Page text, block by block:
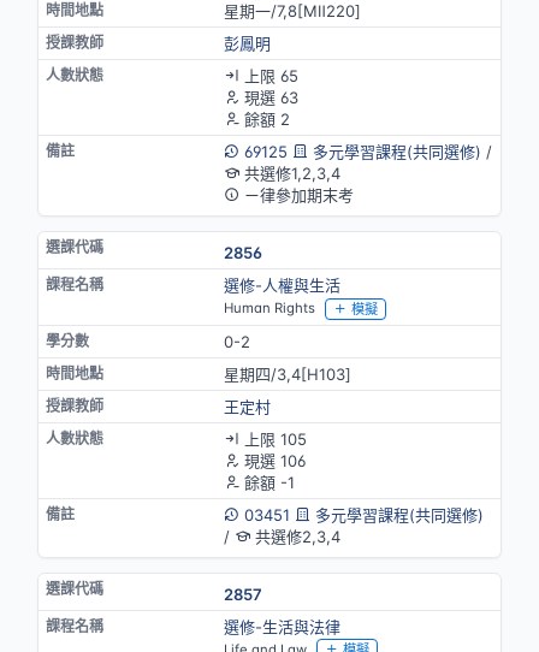
星期一/7,8[MⅡ220]
彭鳳明
上限 65
現選 63
餘額 2
69125
多元學習課程(共同選修) /
共選修1,2,3,4
ㄧ律參加期末考
2856
選修-人權與生活
Human Rights 模擬
0-2
星期四/3,4[H103]
王定村
上限 105
現選 106
餘額 -1
03451
多元學習課程(共同選修)
/
共選修2,3,4
2857
選修-生活與法律